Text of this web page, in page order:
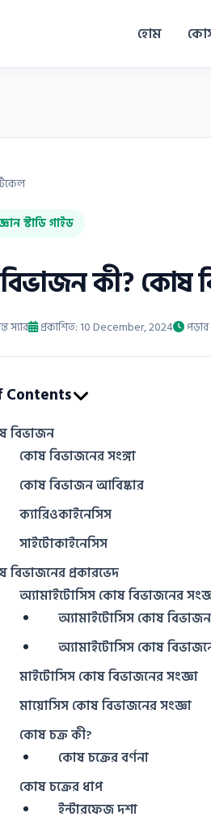
হোম
স্টাডি গাইড
কী? কোষ
স্যার প্রকাশিত: 10 December, 2024
Contents
বিভাজন
কোষ বিভাজনের সংঙ্গা
কোষ বিভাজন আবিষ্কার
ক্যারিওকাইনেসিস
সাইটোকাইনেসিস
বিভাজনের প্রকারভেদ
অ্যামাইটোসিস কোষ বিভাজনের
অ্যামাইটোসিস কোষ বিভাজন
অ্যামাইটোসিস কোষ
মাইটোসিস কোষ বিভাজনের সংজ্ঞা
মায়ােসিস কোষ বিভাজনের সংজ্ঞা
কোষ চক্র কী?
কোষ চক্রের বর্ণনা
কোষ চক্রের ধাপ
ইন্টারফেজ দশা